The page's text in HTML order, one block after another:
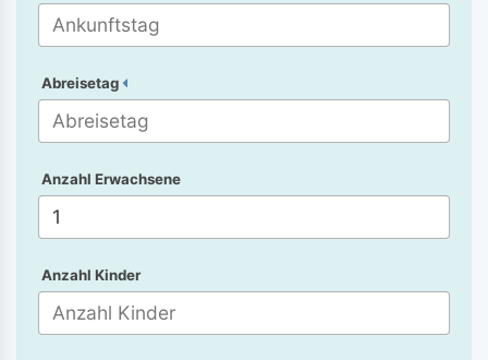
Abreisetag
Anzahl Erwachsene
Anzahl Kinder